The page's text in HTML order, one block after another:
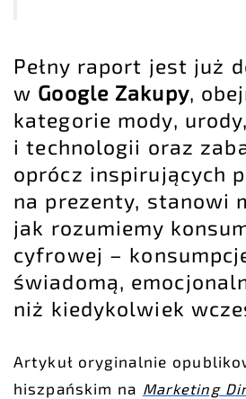
Pełny raport jest już
w Google Zakupy,
kategorie mody,
i technologii oraz
oprócz inspirujących
na prezenty, stanowi
jak rozumiemy
cyfrowej –
świadomą,
niż kiedykolwiek
Artykuł oryginalnie
hiszpańskim na Marketing